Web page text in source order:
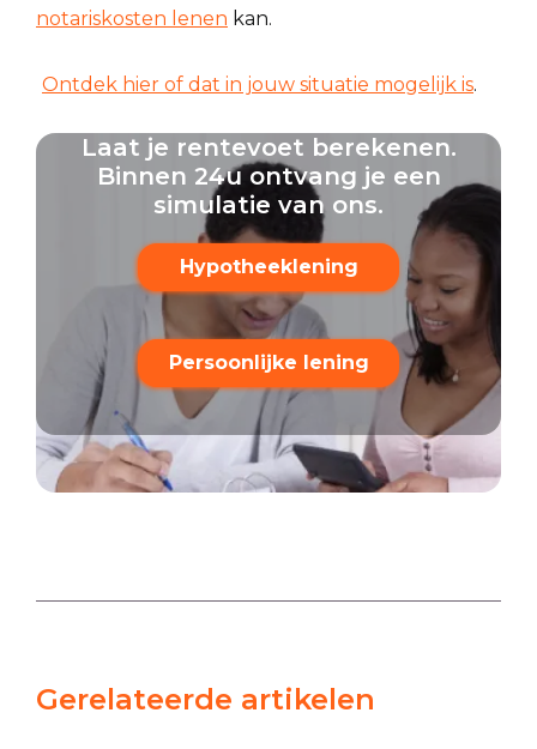
notariskosten lenen kan.
Ontdek hier of dat in jouw situatie mogelijk is.
Laat je rentevoet berekenen.
Binnen 24u ontvang je een
simulatie van ons.
Hypotheeklening
Persoonlijke lening
Gerelateerde artikelen